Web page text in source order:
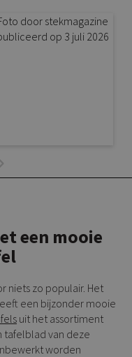
een mooie
niets zo populair. Het
een bijzonder mooie
uit het assortiment
tafelblad van deze
worden